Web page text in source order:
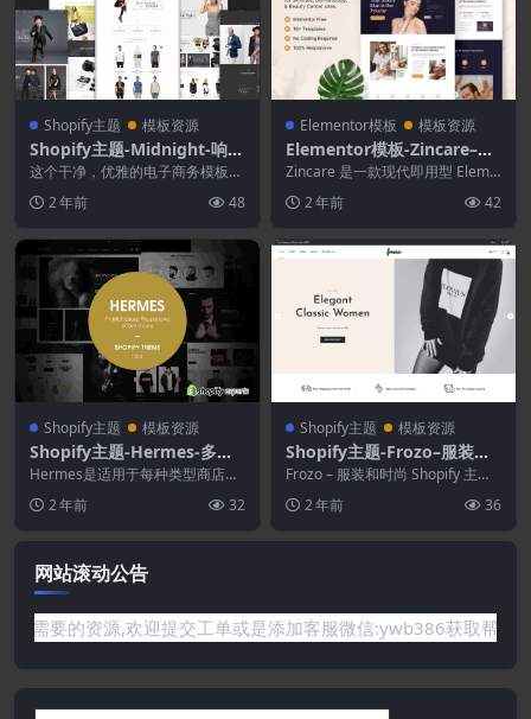
Shopify主题 模板资源
Shopify主题-Midnight-响应
式Shopify主题
这个干净，优雅的电子商务模板是
计的。Midnigh...
2 年前 48
Elementor模板 模板资源
Elementor模板-Zincare–护
肤和皮肤科元素模板套件
Zincare 是一款现代即用型 Eleme
和...2 年前 42
Shopify主题 模板资源
Shopify主题-Hermes-多商
店响应式Shopify主题
Hermes是适用于每种类型商店的
仕（Her...
2 年前 32
Shopify主题 模板资源
Shopify主题-Frozo–服装和
时尚Shopify主题
Frozo – 服装和时尚 Shopify 主题
2 年前 36
网站滚动公告
你需要的资源,欢迎提交工单或是添加客服微信:ywb386获取帮助